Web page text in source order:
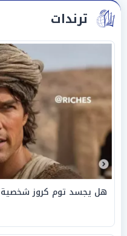
ترندات
هل يجسد توم كروز شخصية